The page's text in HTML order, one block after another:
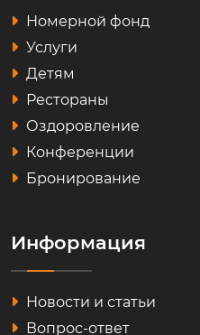
Номерной фонд
Услуги
Детям
Рестораны
Оздоровление
Конференции
Бронирование
Информация
Новости и статьи
Вопрос-ответ